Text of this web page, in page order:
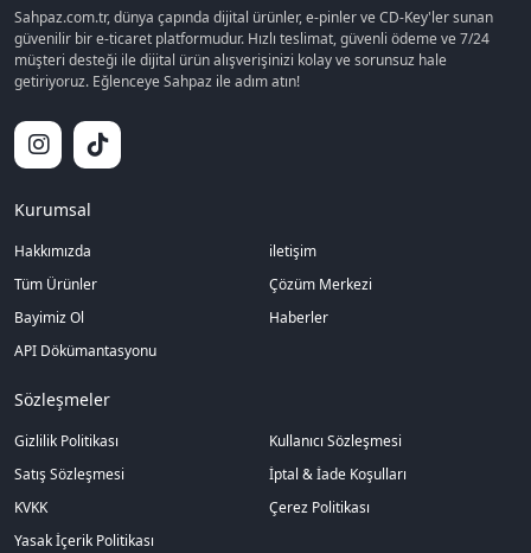
Sahpaz.com.tr, dünya çapında dijital ürünler, e-pinler ve CD-Key'ler sunan
güvenilir bir e-ticaret platformudur. Hızlı teslimat, güvenli ödeme ve 7/24
müşteri desteği ile dijital ürün alışverişinizi kolay ve sorunsuz hale
getiriyoruz. Eğlenceye Sahpaz ile adım atın!
Kurumsal
Hakkımızda
iletişim
Tüm Ürünler
Çözüm Merkezi
Bayimiz Ol
Haberler
API Dökümantasyonu
Sözleşmeler
Gizlilik Politikası
Kullanıcı Sözleşmesi
Satış Sözleşmesi
İptal & İade Koşulları
KVKK
Çerez Politikası
Yasak İçerik Politikası